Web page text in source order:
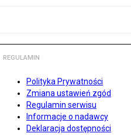
REGULAMIN
Polityka Prywatności
Zmiana ustawień zgód
Regulamin serwisu
Informacje o nadawcy
Deklaracja dostępności